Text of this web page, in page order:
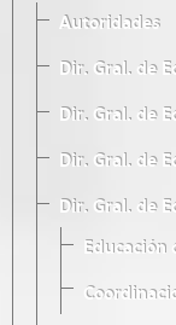
Autoridades
Dir. Gral. de
Dir. Gral. de
Dir. Gral. de
Dir. Gral. de
Educación